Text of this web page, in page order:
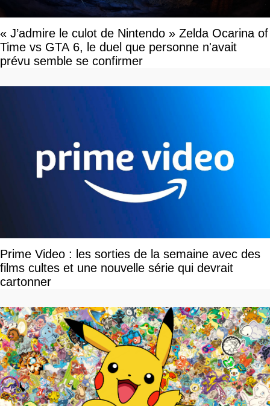
« J’admire le culot de Nintendo » Zelda Ocarina of
Time vs GTA 6, le duel que personne n'avait
prévu semble se confirmer
Prime Video : les sorties de la semaine avec des
films cultes et une nouvelle série qui devrait
cartonner